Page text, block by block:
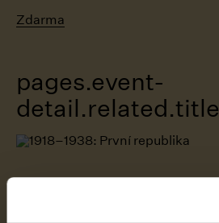
Zdarma
pages.event-
detail.related.title